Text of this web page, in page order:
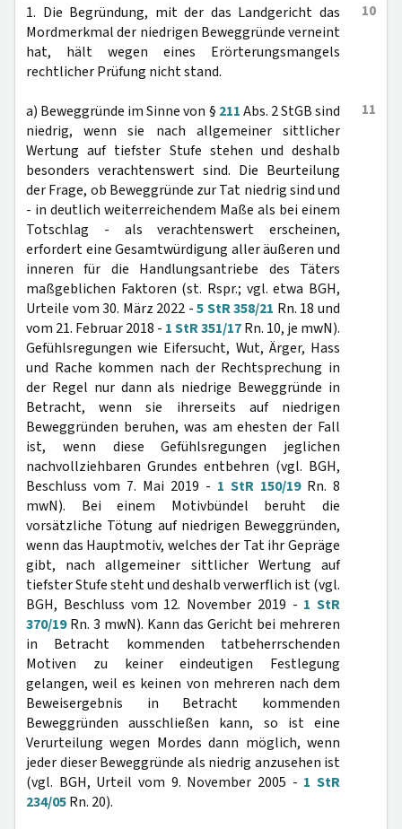
10
1. Die Begründung, mit der das Landgericht das
Mordmerkmal der niedrigen Beweggründe verneint
hat, hält wegen eines Erörterungsmangels
rechtlicher Prüfung nicht stand.
11
a) Beweggründe im Sinne von § 211Abs. 2 StGB sind
niedrig, wenn sie nach allgemeiner sittlicher
Wertung auf tiefster Stufe stehen und deshalb
besonders verachtenswert sind. Die Beurteilung
der Frage, ob Beweggründe zur Tat niedrig sind und
- in deutlich weiterreichendem Maße als bei einem
Totschlag - als verachtenswert erscheinen,
erfordert eine Gesamtwürdigung aller äußeren und
inneren für die Handlungsantriebe des Täters
maßgeblichen Faktoren (st. Rspr.; vgl. etwa BGH,
Urteile vom 30. März 2022 -5 StR 358/21 Rn. 18 und
vom 21. Februar 2018 - 1 StR 351/17Rn. 10, je mwN).
Gefühlsregungen wie Eifersucht, Wut, Ärger, Hass
und Rache kommen nach der Rechtsprechung in
der Regel nur dann als niedrige Beweggründe in
Betracht, wenn sie ihrerseits auf niedrigen
Beweggründen beruhen, was am ehesten der Fall
ist, wenn diese Gefühlsregungen jeglichen
nachvollziehbaren Grundes entbehren (vgl. BGH,
Beschluss vom 7. Mai 2019 - 1 StR 150/19Rn. 8
mwN). Bei einem Motivbündel beruht die
vorsätzliche Tötung auf niedrigen Beweggründen,
wenn das Hauptmotiv, welches der Tat ihr Gepräge
gibt, nach allgemeiner sittlicher Wertung auf
tiefster Stufe steht und deshalb verwerflich ist (vgl.
BGH, Beschluss vom 12. November 2019 - 1 StR
370/19Rn. 3 mwN). Kann das Gericht bei mehreren
in Betracht kommenden tatbeherrschenden
Motiven zu keiner eindeutigen Festlegung
gelangen, weil es keinen von mehreren nach dem
Beweisergebnis in Betracht kommenden
Beweggründen ausschließen kann, so ist eine
Verurteilung wegen Mordes dann möglich, wenn
jeder dieser Beweggründe als niedrig anzusehen ist
(vgl. BGH, Urteil vom 9. November 2005 - 1 StR
234/05Rn. 20).